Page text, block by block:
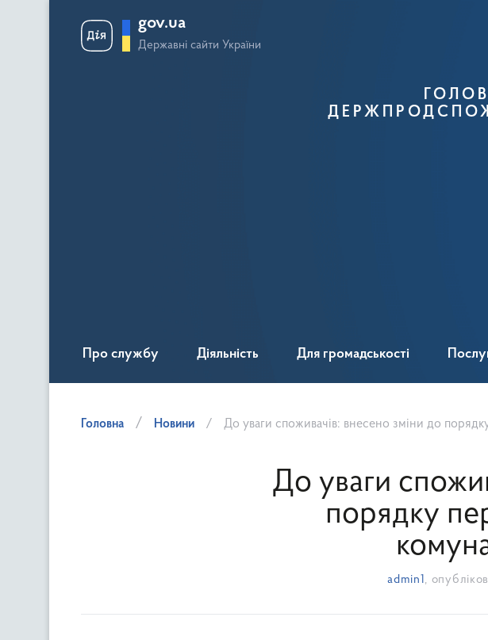
gov.ua
Державні сайти України
Про службу Діяльність Для громадськості
Головна Новини До уваги споживачів: внесено зміни до
До уваги
порядку
admin1,